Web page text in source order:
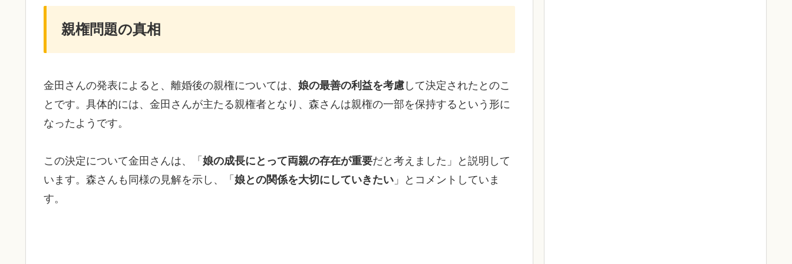
親権問題の真相
金田さんの発表によると、離婚後の親権については、 娘の最善の利益を考慮 して決定されたとのこ
とです。具体的には、金田さんが主たる親権者となり、森さんは親権の一部を保持するという形に
なったようです。
この決定について金田さんは、「 娘の成長にとって両親の存在が重要だと考えました」と説明して
います。森さんも同様の見解を示し、「 娘との関係を大切にしていきたい 」とコメントしていま
す。